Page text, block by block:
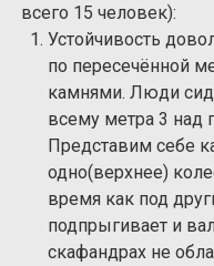
всего 15 человек):
Устойчивость
по пересечённой
камнями. Люди
всему метра 3 над
Представим себе
одно(верхнее)
время как под
подпрыгивает и
скафандрах не